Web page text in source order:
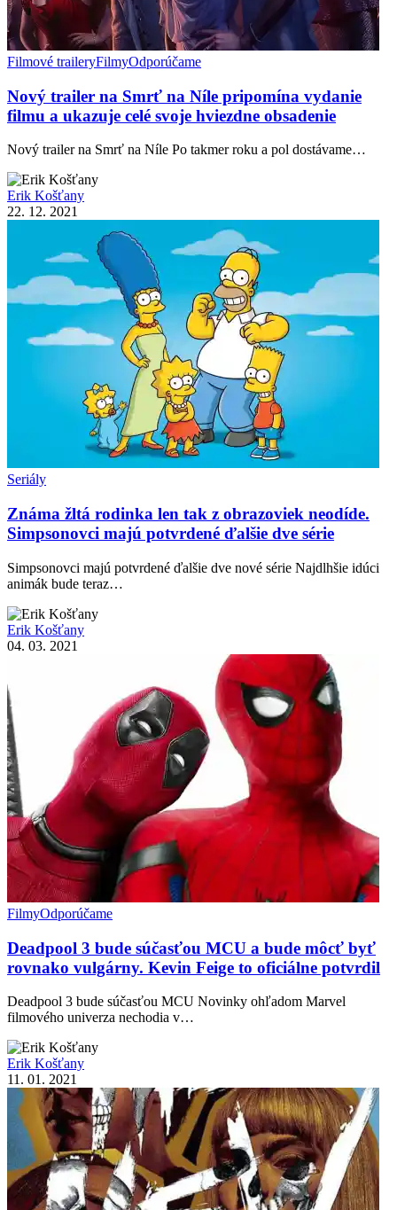
Filmové traileryFilmyOdporúčame
Nový trailer na Smrť na Níle pripomína vydanie
filmu a ukazuje celé svoje hviezdne obsadenie
Nový trailer na Smrť na Níle Po takmer roku a pol dostávame…
Erik Košťany
22. 12. 2021
Seriály
Známa žltá rodinka len tak z obrazoviek neodíde.
Simpsonovci majú potvrdené ďalšie dve série
Simpsonovci majú potvrdené ďalšie dve nové série Najdlhšie idúci
animák bude teraz…
Erik Košťany
04. 03. 2021
FilmyOdporúčame
Deadpool 3 bude súčasťou MCU a bude môcť byť
rovnako vulgárny. Kevin Feige to oficiálne potvrdil
Deadpool 3 bude súčasťou MCU Novinky ohľadom Marvel
filmového univerza nechodia v…
Erik Košťany
11. 01. 2021